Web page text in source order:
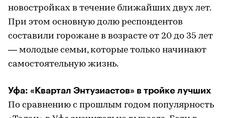
новостройках в течение ближайших двух лет.
При этом основную долю респондентов
составили горожане в возрасте от 20 до 35 лет
— молодые семьи, которые только начинают
самостоятельную жизнь.
Уфа: «Квартал Энтузиастов» в тройке лучших
По сравнению с прошлым годом популярность